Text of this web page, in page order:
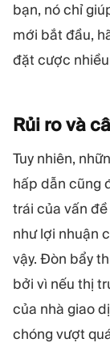
bạn, nó chỉ
mới bắt đầu,
đặt cược
Rủi ro và
Tuy nhiên,
hấp dẫn cũng
trái của vấn
như lợi nhuận
vậy. Đòn bẩy
bởi vì nếu thị
của nhà giao
chóng vượt